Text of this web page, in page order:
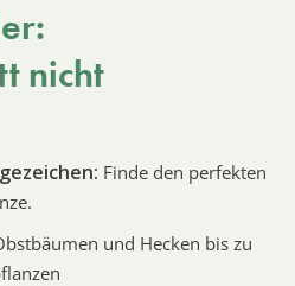
nicht
Finde den perfekten
und Hecken bis zu